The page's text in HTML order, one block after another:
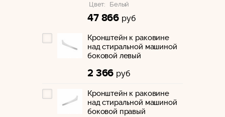
Цвет: Белый
47 866 руб
Кронштейн к раковине
над стиральной машиной
боковой левый
2 366 руб
Кронштейн к раковине
над стиральной машиной
боковой правый